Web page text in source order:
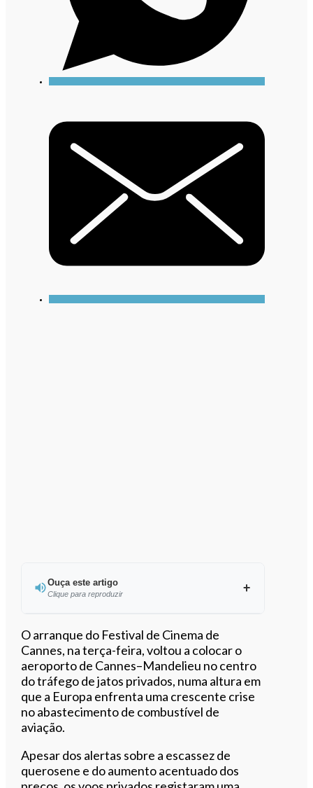
Ouça este artigo
Clique para reproduzir
Ouvir este artigo
O arranque do Festival de Cinema de
Cannes, na terça-feira, voltou a colocar o
aeroporto de Cannes–Mandelieu no centro
do tráfego de jatos privados, numa altura em
que a Europa enfrenta uma crescente crise
no abastecimento de combustível de
aviação.
Apesar dos alertas sobre a escassez de
querosene e do aumento acentuado dos